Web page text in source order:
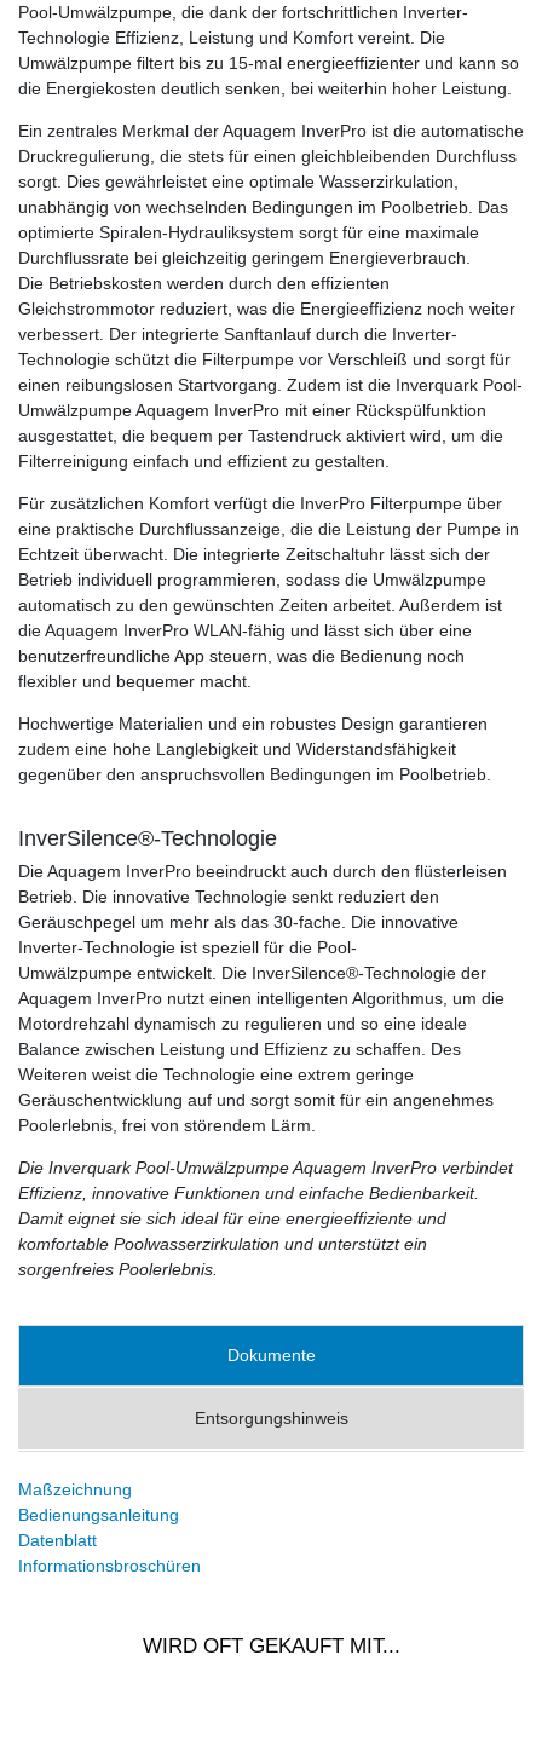
Pool-Umwälzpumpe, die dank der fortschrittlichen Inverter-
Technologie Effizienz, Leistung und Komfort vereint. Die
Umwälzpumpe filtert bis zu 15-mal energieeffizienter und kann so
die Energiekosten deutlich senken, bei weiterhin hoher Leistung.
Ein zentrales Merkmal der Aquagem InverPro ist die automatische
Druckregulierung, die stets für einen gleichbleibenden Durchfluss
sorgt. Dies gewährleistet eine optimale Wasserzirkulation,
unabhängig von wechselnden Bedingungen im Poolbetrieb. Das
optimierte Spiralen-Hydrauliksystem sorgt für eine maximale
Durchflussrate bei gleichzeitig geringem Energieverbrauch.
Die Betriebskosten werden durch den effizienten
Gleichstrommotor reduziert, was die Energieeffizienz noch weiter
verbessert. Der integrierte Sanftanlauf durch die Inverter-
Technologie schützt die Filterpumpe vor Verschleiß und sorgt für
einen reibungslosen Startvorgang. Zudem ist die Inverquark Pool-
Umwälzpumpe Aquagem InverPro mit einer Rückspülfunktion
ausgestattet, die bequem per Tastendruck aktiviert wird, um die
Filterreinigung einfach und effizient zu gestalten.
Für zusätzlichen Komfort verfügt die InverPro Filterpumpe über
eine praktische Durchflussanzeige, die die Leistung der Pumpe in
Echtzeit überwacht. Die integrierte Zeitschaltuhr lässt sich der
Betrieb individuell programmieren, sodass die Umwälzpumpe
automatisch zu den gewünschten Zeiten arbeitet. Außerdem ist
die Aquagem InverPro WLAN-fähig und lässt sich über eine
benutzerfreundliche App steuern, was die Bedienung noch
flexibler und bequemer macht.
Hochwertige Materialien und ein robustes Design garantieren
zudem eine hohe Langlebigkeit und Widerstandsfähigkeit
gegenüber den anspruchsvollen Bedingungen im Poolbetrieb.
InverSilence®-Technologie
Die Aquagem InverPro beeindruckt auch durch den flüsterleisen
Betrieb. Die innovative Technologie senkt reduziert den
Geräuschpegel um mehr als das 30-fache. Die innovative
Inverter-Technologie ist speziell für die Pool-
Umwälzpumpe entwickelt. Die InverSilence®-Technologie der
Aquagem InverPro nutzt einen intelligenten Algorithmus, um die
Motordrehzahl dynamisch zu regulieren und so eine ideale
Balance zwischen Leistung und Effizienz zu schaffen. Des
Weiteren weist die Technologie eine extrem geringe
Geräuschentwicklung auf und sorgt somit für ein angenehmes
Poolerlebnis, frei von störendem Lärm.
Die Inverquark Pool-Umwälzpumpe Aquagem InverPro verbindet
Effizienz, innovative Funktionen und einfache Bedienbarkeit.
Damit eignet sie sich ideal für eine energieeffiziente und
komfortable Poolwasserzirkulation und unterstützt ein
sorgenfreies Poolerlebnis.
Dokumente
Entsorgungshinweis
Maßzeichnung
Bedienungsanleitung
Datenblatt
Informationsbroschüren
WIRD OFT GEKAUFT MIT...